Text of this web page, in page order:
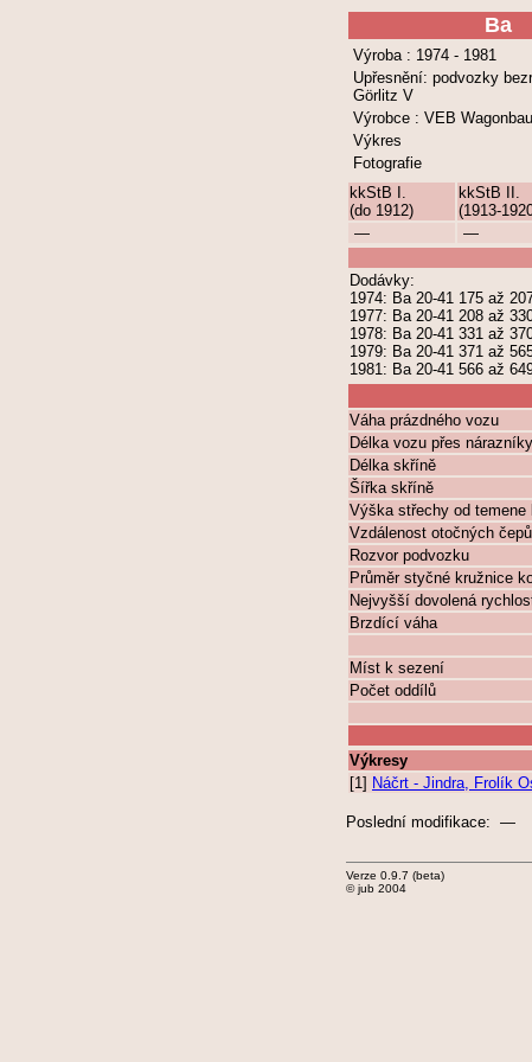
Ba
Výroba : 1974 - 1981
Upřesnění: podvozky
Görlitz V
Výrobce : VEB
Výkres
Fotografie
kkStB I.
(do 1912)
kkStB II.
(1913-
—
—
Dodávky:
1974: Ba 20-41 175 až
1977: Ba 20-41 208 až
1978: Ba 20-41 331 až
1979: Ba 20-41 371 až
1981: Ba 20-41 566 až
Váha prázdného vozu
Délka vozu přes nárazníky
Délka skříně
Šířka skříně
Výška střechy od temene
Vzdálenost otočných čepů
Rozvor podvozku
Průměr styčné kružnice
Nejvyšší dovolená
Brzdící váha
Míst k sezení
Počet oddílů
Výkresy
[1] Náčrt - Jindra, Frolík
Poslední modifikace: —
Verze 0.9.7 (beta)
© jub 2004